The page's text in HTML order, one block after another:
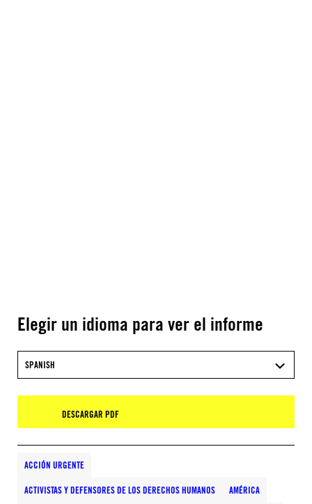
Elegir un idioma para ver el informe
SPANISH
DESCARGAR PDF
ACCIÓN URGENTE
ACTIVISTAS Y DEFENSORES DE LOS DERECHOS HUMANOS AMÉRICA